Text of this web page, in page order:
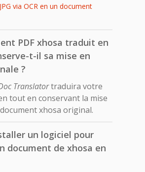
via OCR en un document
PDF xhosa traduit en
t-il sa mise en
?
Translatortraduira votre
tout en conservant la mise
xhosa original.
un logiciel pour
document de xhosa en